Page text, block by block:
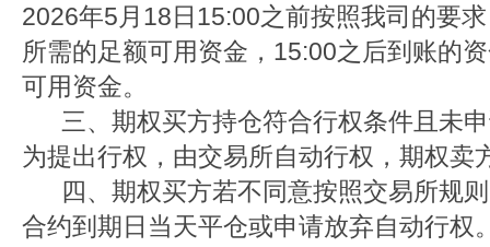
2026年5月18日15:00之前按照我司的要
所需的足额可用资金，15:00之后到账的
可用资金。
三、期权买方持仓符合行权条件且未
为提出行权，由交易所自动行权，期权卖
四、期权买方若不同意按照交易所规
合约到期日当天平仓或申请放弃自动行权